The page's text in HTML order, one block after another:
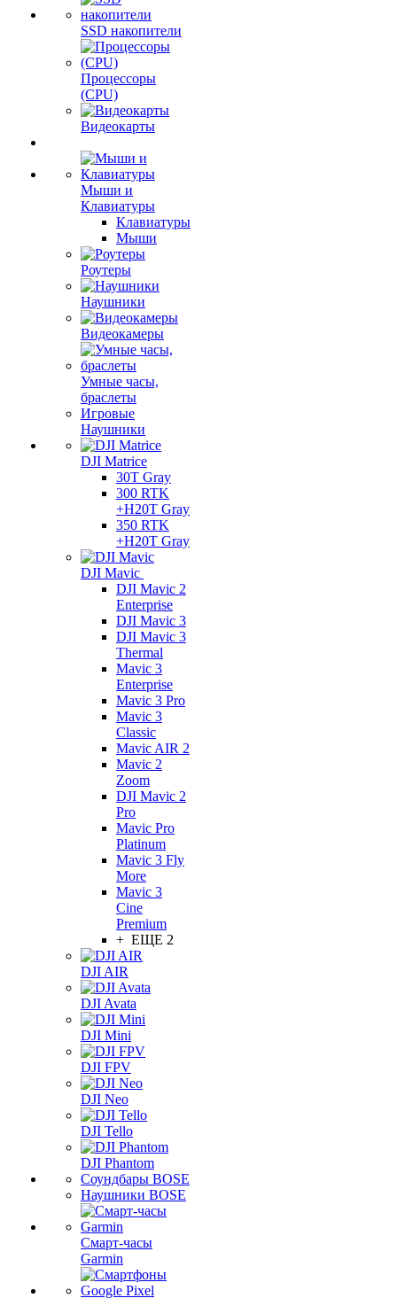
SSD накопители
Процессоры
(CPU)
Видеокарты
Мыши и
Клавиатуры
Клавиатуры
Мыши
Роутеры
Наушники
Видеокамеры
Умные часы,
браслеты
Игровые
Наушники
DJI Matrice
30T Gray
300 RTK
+H20T Gray
350 RTK
+H20T Gray
DJI Mavic
DJI Mavic 2
Enterprise
DJI Mavic 3
DJI Mavic 3
Thermal
Mavic 3
Enterprise
Mavic 3 Pro
Mavic 3
Сlassic
Mavic AIR 2
Mavic 2
Zoom
DJI Mavic 2
Pro
Mavic Pro
Platinum
Mavic 3 Fly
More
Mavic 3
Cine
Premium
+ ЕЩЕ 2
DJI AIR
DJI Avata
DJI Mini
DJI FPV
DJI Neo
DJI Tello
DJI Phantom
Соундбары BOSE
Наушники BOSE
Смарт-часы
Garmin